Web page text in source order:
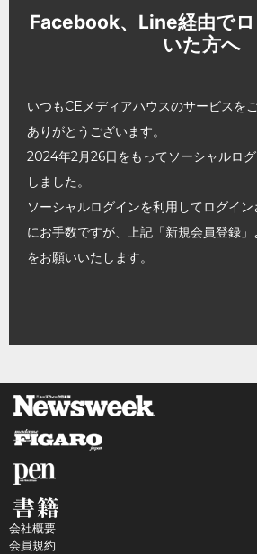
Facebook、Line経由で
いた方へ
いつもCEメディアハウスのサービスを
ありがとうございます。
2024年2月26日をもってソーシャルロ
しました。
ソーシャルログインを利用してログイ
にお手数ですが、上記「新規会員登録
をお願いいたします。
会社概要
会員規約